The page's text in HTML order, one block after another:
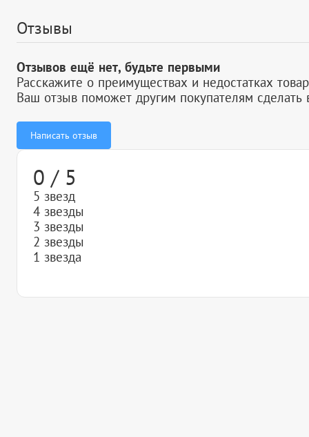
Отзывы
Отзывов ещё нет, будьте первыми
Расскажите о преимуществах и недостатках
Ваш отзыв поможет другим покупателям сделать
Написать отзыв
0 / 5
5 звезд
4 звезды
3 звезды
2 звезды
1 звезда